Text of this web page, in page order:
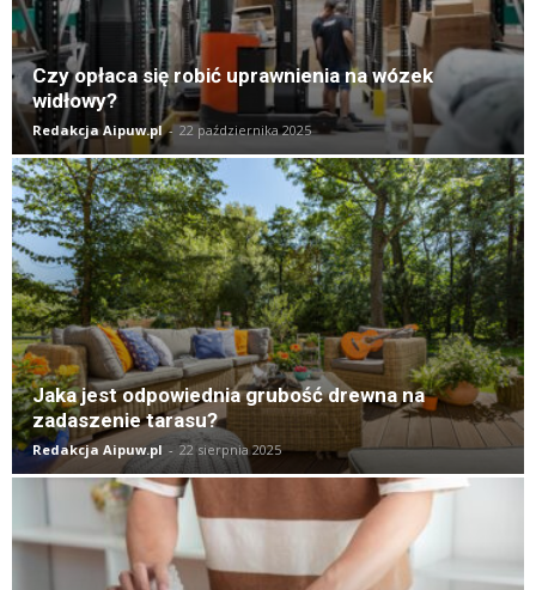
Czy opłaca się robić uprawnienia na wózek
widłowy?
Redakcja Aipuw.pl - 22 października 2025
Jaka jest odpowiednia grubość drewna na
zadaszenie tarasu?
Redakcja Aipuw.pl - 22 sierpnia 2025